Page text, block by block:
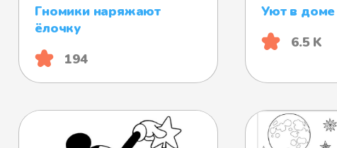
Гномики наряжают
ёлочку
194
Уют в доме
6.5 K